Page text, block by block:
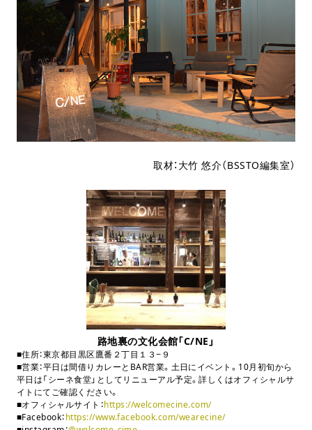
取材：大竹 悠介（BSSTO編集室）
路地裏の文化会館「C/NE」
■住所：東京都目黒区鷹番２丁目１３− ９
■営業：平日は間借りカレーと BAR営業。土日にイベント。 10月初旬から
平日は「シーネ食堂」としてリニューアル予定。詳しくはオフィシャルサ
イトにてご確認ください。
■オフィシャルサイト：https://welcomecine.com/
■Facebook：https://www.facebook.com/wearecine/